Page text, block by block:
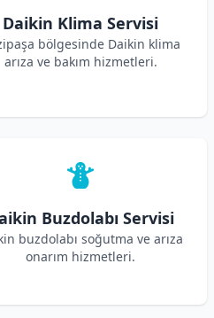
Daikin Klima Servisi
bölgesinde Daikin klima
arıza ve bakım hizmetleri.
Buzdolabı Servisi
buzdolabı soğutma ve arıza
onarım hizmetleri.